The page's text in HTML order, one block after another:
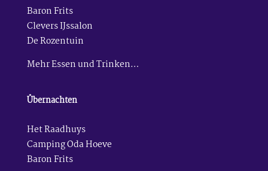
Baron Frits
Clevers IJssalon
De Rozentuin
Mehr Essen und Trinken…
Übernachten
Het Raadhuys
Camping Oda Hoeve
Baron Frits